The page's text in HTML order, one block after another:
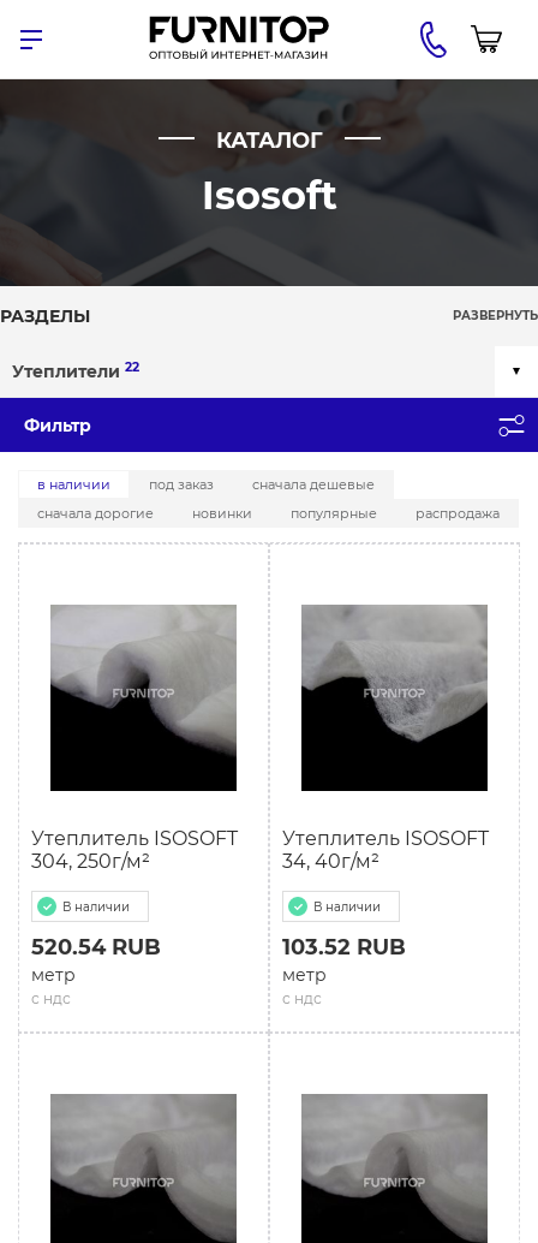
КАТАЛОГ
Isosoft
РАЗДЕЛЫ РАЗВЕРНУТЬ
Утеплители 22
Фильтр
в наличии под заказ
сначала дешевые
сначала дорогие
новинки популярные распродажа
Утеплитель ISOSOFT
304, 250г/м²
В наличии
с ндс
520.54 RUB
метр
Утеплитель ISOSOFT
34, 40г/м²
В наличии
с ндс
103.52 RUB
метр